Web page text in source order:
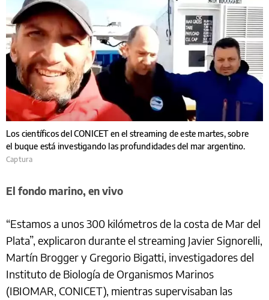
Los científicos del CONICET en el streaming de este martes, sobre
el buque está investigando las profundidades del mar argentino.
Captura
El fondo marino, en vivo
“Estamos a unos 300 kilómetros de la costa de Mar del
Plata”, explicaron durante el streaming Javier Signorelli,
Martín Brogger y Gregorio Bigatti, investigadores del
Instituto de Biología de Organismos Marinos
(IBIOMAR, CONICET), mientras supervisaban las